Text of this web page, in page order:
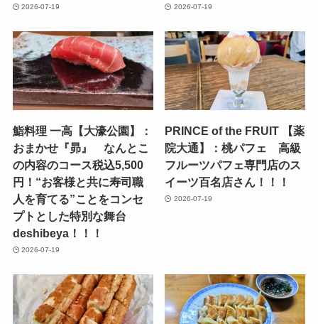
2026-07-19 2026-07-19
鮨料理 一高【大濠公園】：
おまかせ『昴』 なんとこ
の内容のコース税込5,500
円！“お客様と共に寿司職
人を育てる”ことをコンセ
プトとした特別な舞台
deshibeya！！！
2026-07-19
PRINCE of the FRUIT 【薬
院大通】：桃パフェ 高級
フルーツパフェ専門店のス
イーツ百名店さん！！！
2026-07-19